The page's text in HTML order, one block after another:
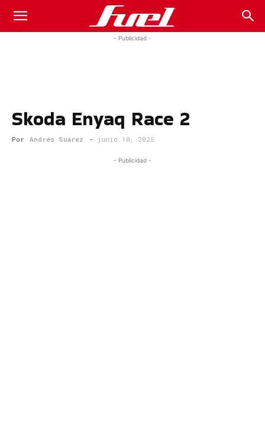
Fuel
Magazine
- Publicidad -
Skoda Enyaq Race 2
Por Andrés Suárez - junio 10, 2025
- Publicidad -